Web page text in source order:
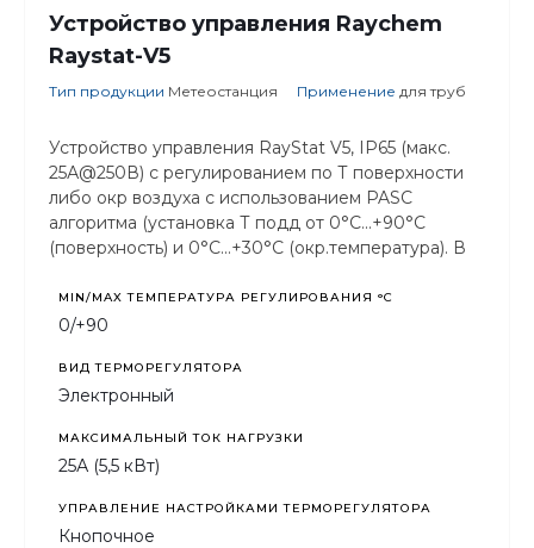
Устройство управления Raychem
Raystat-V5
Тип продукции Метеостанция Применение для труб
Устройство управления RayStat V5, IP65 (макс.
25А@250В) с регулированием по Т поверхности
либо окр воздуха с использованием PASC
алгоритма (установка Т подд от 0°C...+90°C
(поверхность) и 0°C...+30°C (окр.температура). В
MIN/MAX ТЕМПЕРАТУРА РЕГУЛИРОВАНИЯ °С
0/+90
ВИД ТЕРМОРЕГУЛЯТОРА
Электронный
МАКСИМАЛЬНЫЙ ТОК НАГРУЗКИ
25А (5,5 кВт)
УПРАВЛЕНИЕ НАСТРОЙКАМИ ТЕРМОРЕГУЛЯТОРА
Кнопочное